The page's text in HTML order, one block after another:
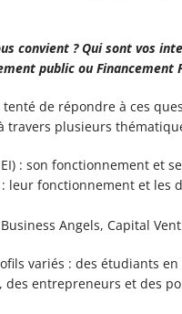
convient ? Qui sont vos
public ou Financement
tenté de répondre à ces
travers plusieurs
: son fonctionnement et
leur fonctionnement et les
Angels, Capital
variés : des étudiants
entrepreneurs et des